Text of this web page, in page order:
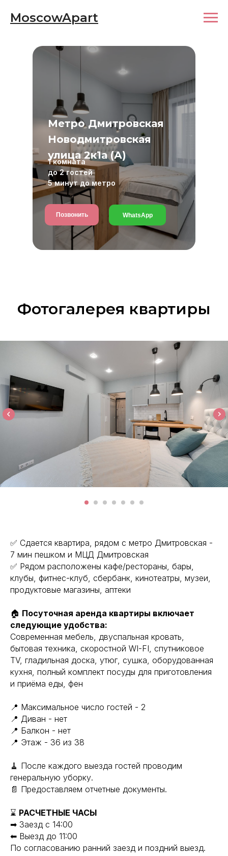
MoscowApart
Метро Дмитровская
Новодмитровская
улица 2к1а (А)
1 комната
до 2 гостей
5 минут до метро
Позвонить WhatsApp
Фотогалерея квартиры
✅ Сдается квартира, рядом с метро Дмитровская -
7 мин пешком и МЦД Дмитровская
✅ Рядом расположены кафе/рестораны, бары,
клубы, фитнес-клуб, сбербанк, кинотеатры, музеи,
продуктовые магазины, аптеки
🏠 Посуточная аренда квартиры включает
следующие удобства:
Современная мебель, двуспальная кровать,
бытовая техника, скоростной WI-FI, спутниковое
TV, гладильная доска, утюг, сушка, оборудованная
кухня, полный комплект посуды для приготовления
и приёма еды, фен
📍 Максимальное число гостей - 2
📍 Диван - нет
📍 Балкон - нет
📍 Этаж - 36 из 38
🧹 После каждого выезда гостей проводим
генеральную уборку.
📄 Предоставляем отчетные документы.
⌛ РАСЧЕТНЫЕ ЧАСЫ
➡ Заезд с 14:00
⬅ Выезд до 11:00
По согласованию ранний заезд и поздний выезд.